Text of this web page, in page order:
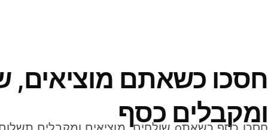
חסכו כשאתם מוציאים,
ומקבלים כסף